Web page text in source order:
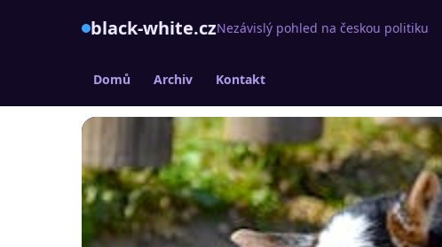
black-white.czNezávislý pohled na českou politiku
Domů Archiv Kontakt